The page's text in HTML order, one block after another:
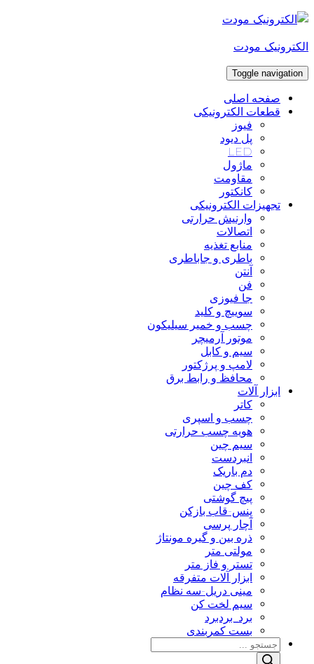
Skip
content
الکترونیک مودت
Toggle navigation
صفحه اصلی
قطعات الکترونیکی
فیوز
پل دیود
LED
ماژول
مقاومت
کانکتور
تجهیزات الکترونیکی
وارنیش حرارتی
اتصالات
منابع تغذیه
باطری و جاباطری
آنتن
فن
جا فیوزی
سوییچ و کلید
چسب و خمیر سیلیکون
موتور آرمیچر
سیم و کابل
لامپ و پرژکتور
محافظ و رابط برق
ابزار آلات
کاتر
چسب و اسپری
هویه چسب حرارتی
سیم چین
انبردست
دم باریک
کف چین
پیچ گوشتی
پنس-قاب بازکن
آچار پرسی
ذره بین و گیره مونتاژ
مولتی متر
تستر و فاز متر
ابزار آلات متفرقه
مینی دریل-سه نظام
سیم لخت کن
برد_بردبرد
بست کمربندی
Products
search